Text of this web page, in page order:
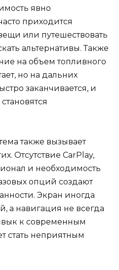
явно
приходится
или путешествовать
альтернативы. Также
на объем топливного
но на дальних
заканчивается, и
также вызывает
Отсутствие CarPlay,
и необходимость
опций создают
Экран иногда
а навигация не всегда
к современным
стать неприятным